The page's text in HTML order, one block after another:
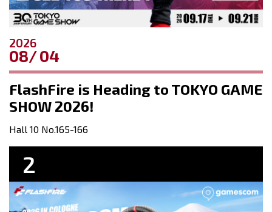
2026
08 04
FlashFire is Heading to TOKYO GAME
SHOW 2026!
Hall 10 No.165-166